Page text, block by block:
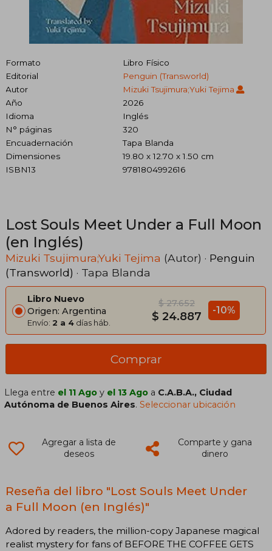
Formato
Libro Físico
Editorial
Penguin (Transworld)
Autor
Mizuki Tsujimura;Yuki Tejima
Año
2026
Idioma
Inglés
N° páginas
320
Encuadernación
Tapa Blanda
Dimensiones
19.80 x 12.70 x 1.50 cm
ISBN13
9781804992616
Lost Souls Meet Under a Full Moon
(en Inglés)
Mizuki Tsujimura;Yuki Tejima (Autor) · Penguin
(Transworld) · Tapa Blanda
Libro Nuevo
Origen: Argentina
Envío: 2 a 4 días háb.
$ 27.652
$ 24.887 -10%
Comprar
Llega entre el 11 Ago y el 13 Ago a C.A.B.A., Ciudad
Autónoma de Buenos Aires.Seleccionar ubicación
Agregar a lista de
deseos
Comparte y gana
dinero
Reseña del libro "Lost Souls Meet Under
a Full Moon (en Inglés)"
Adored by readers, the million-copy Japanese magical
realist mystery for fans of BEFORE THE COFFEE GETS